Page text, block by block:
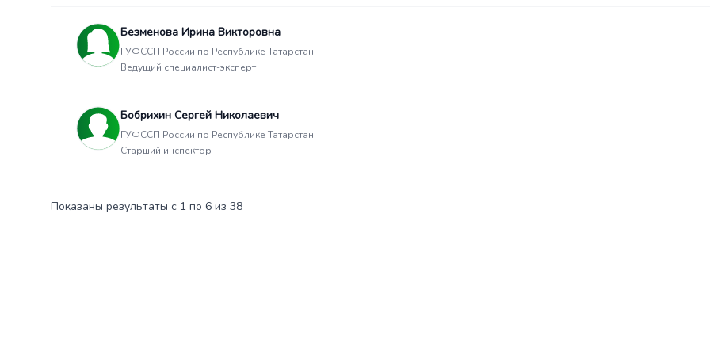
Безменова Ирина Викторовна
ГУФССП России по Республике Татарстан
Ведущий специалист-эксперт
Бобрихин Сергей Николаевич
ГУФССП России по Республике Татарстан
Старший инспектор
Показаны результаты с 1 по 6 из 38